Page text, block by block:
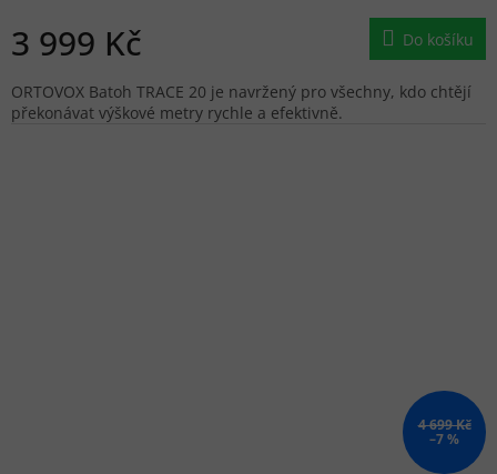
3 999 Kč Do košíku
ORTOVOX Batoh TRACE 20 je navržený pro všechny, kdo chtějí
překonávat výškové metry rychle a efektivně.
4 699 Kč
–7 %